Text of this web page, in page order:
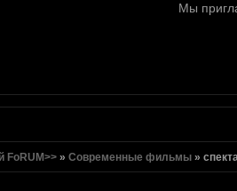
Мы
FoRUM>> »Современные фильмы »